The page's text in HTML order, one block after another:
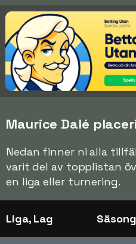
Maurice Dalé
Nedan finner ni alla
varit del av topplistan
en liga eller turnering.
Liga, Lag Säsong